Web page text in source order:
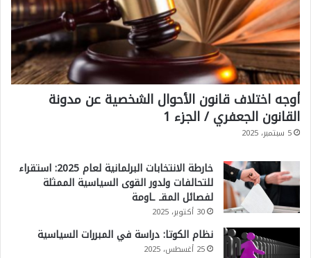
أوجه اختلاف قانون الأحوال الشخصية عن مدونة
القانون الجعفري / الجزء 1
5 سبتمبر، 2025
خارطة الانتخابات البرلمانية لعام 2025: استقراء
للتحالفات ولدور القوى السياسية الممثلة
لفصائل المقـ ـاومة
30 أكتوبر، 2025
نظام الكوتا: دراسة في المبررات السياسية
25 أغسطس، 2025